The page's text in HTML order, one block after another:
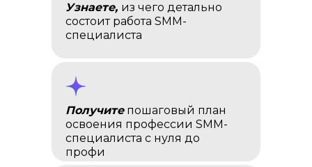
Узнаете, из чего детально
состоит работа SMM-
специалиста
Получитепошаговый план
освоения профессии SMM-
специалиста с нуля до
профи